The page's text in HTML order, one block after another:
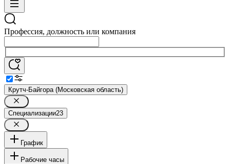
Профессия, должность или компания
Крутч-Байгора (Московская область)
Специализации23
График
Рабочие часы